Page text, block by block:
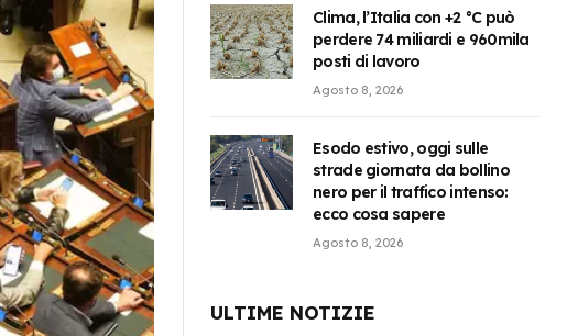
Clima, l’Italia con +2 °C può
perdere 74 miliardi e 960mila
posti di lavoro
Agosto 8, 2026
Esodo estivo, oggi sulle
strade giornata da bollino
nero per il traffico intenso:
ecco cosa sapere
Agosto 8, 2026
ULTIME NOTIZIE